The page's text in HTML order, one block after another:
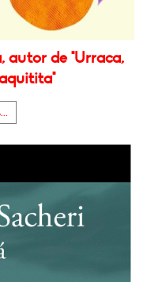
autor de "Urraca,